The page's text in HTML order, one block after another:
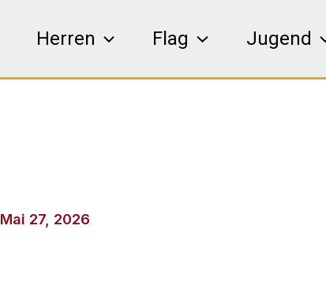
Herren Flag Jugend
Mai 27, 2026